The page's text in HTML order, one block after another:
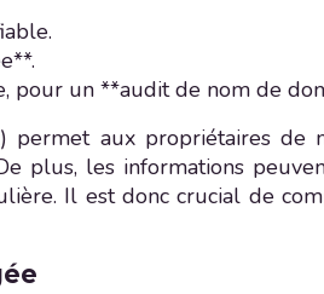
pour un **audit de nom de
aux propriétaires de
plus, les informations
Il est donc crucial de